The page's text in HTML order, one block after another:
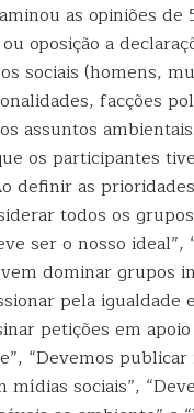
as opiniões de
oposição a
sociais (homens,
facções
assuntos
os participantes
definir as
todos os
ser o nosso ideal”,
dominar grupos
pela igualdade
petições em
“Devemos
mídias sociais”,